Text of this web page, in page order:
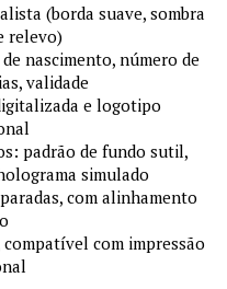
(borda suave, sombra
relevo)
nascimento, número de
validade
e logotipo
padrão de fundo sutil,
simulado
com alinhamento
compatível com impressão